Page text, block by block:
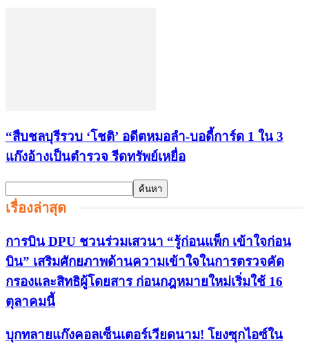
“สืบชลบุรีรวบ ‘โชติ’ อดีตหมอลำ-บอดี้การ์ด 1 ใน 3
แก๊งอ้างเป็นตำรวจ รีดทรัพย์เหยื่อ
เรื่องล่าสุด
การบิน DPU ชวนร่วมเสวนา “รู้ก่อนแพ็ก เข้าใจก่อน
บิน” เสริมศักยภาพด้านความเข้าใจในการตรวจคัด
กรองและสิทธิผู้โดยสาร ก่อนกฎหมายใหม่เริ่มใช้ 16
ตุลาคมนี้
บุกทลายแก๊งคอลเซ็นเตอร์เวียดนาม! โยงซุกไอซ์ใน